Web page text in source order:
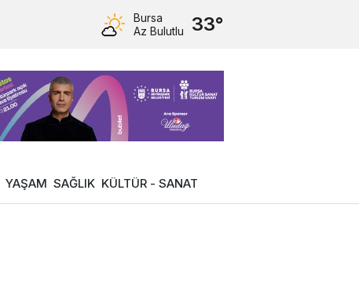
Bursa
Az Bulutlu
33°
YAŞAM SAĞLIK KÜLTÜR - SANAT